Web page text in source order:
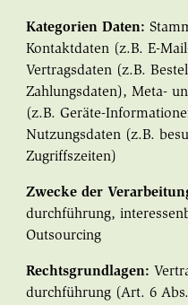
Kategorien Daten:
Kontaktdaten (z.B. E-
Vertragsdaten (z.B.
Zahlungsdaten), Meta-
(z.B. Geräte-
Nutzungsdaten (z.B.
Zugriffszeiten)
Zwecke der
durchführung,
Outsourcing
Rechtsgrundlagen:
durchführung (Art. 6